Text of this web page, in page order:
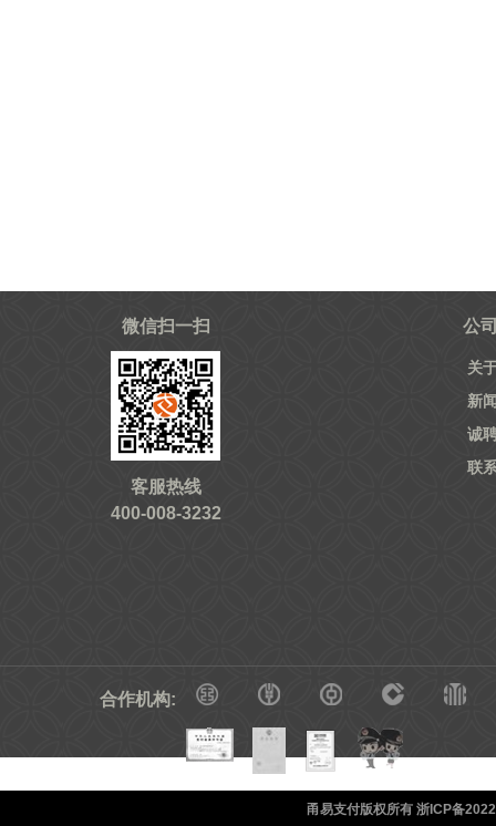
微信扫一扫
客服热线
400-008-3232
公
关
新
诚
联
合作机构:
甬易支付版权所有 浙ICP备